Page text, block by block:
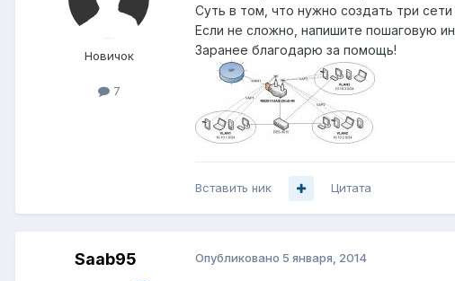
Новичок
7
Суть в том, что нужно создать три
Если не сложно, напишите пошаговую
Заранее благодарю за помощь!
Вставить ник Цитата
Saab95 Опубликовано 5 января, 2014